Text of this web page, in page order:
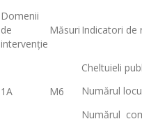
Domenii
de
intervenție
Măsuri Indicatori de
1A
M6
Cheltuieli
Numărul
Numărul